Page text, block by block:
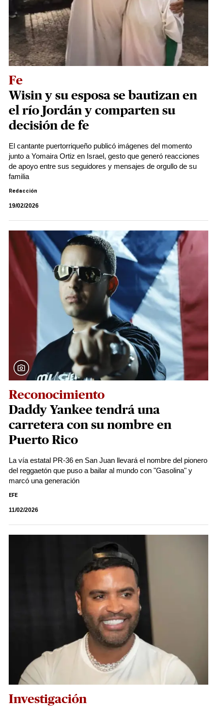
Fe
Wisin y su esposa se bautizan en
el río Jordán y comparten su
decisión de fe
El cantante puertorriqueño publicó imágenes del momento
junto a Yomaira Ortiz en Israel, gesto que generó reacciones
de apoyo entre sus seguidores y mensajes de orgullo de su
familia
Redacción
19/02/2026
Reconocimiento
Daddy Yankee tendrá una
carretera con su nombre en
Puerto Rico
La vía estatal PR-36 en San Juan llevará el nombre del pionero
del reggaetón que puso a bailar al mundo con "Gasolina" y
marcó una generación
EFE
11/02/2026
Investigación